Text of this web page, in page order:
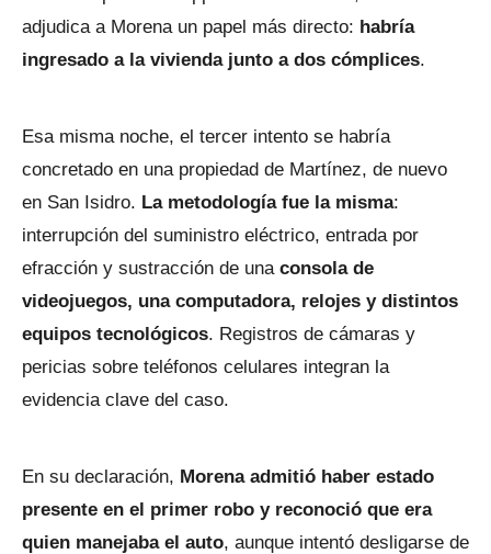
adjudica a Morena un papel más directo: habría
ingresado a la vivienda junto a dos cómplices.
Esa misma noche, el tercer intento se habría
concretado en una propiedad de Martínez, de nuevo
en San Isidro. La metodología fue la misma:
interrupción del suministro eléctrico, entrada por
efracción y sustracción de una consola de
videojuegos, una computadora, relojes y distintos
equipos tecnológicos. Registros de cámaras y
pericias sobre teléfonos celulares integran la
evidencia clave del caso.
En su declaración, Morena admitió haber estado
presente en el primer robo y reconoció que era
quien manejaba el auto, aunque intentó desligarse de